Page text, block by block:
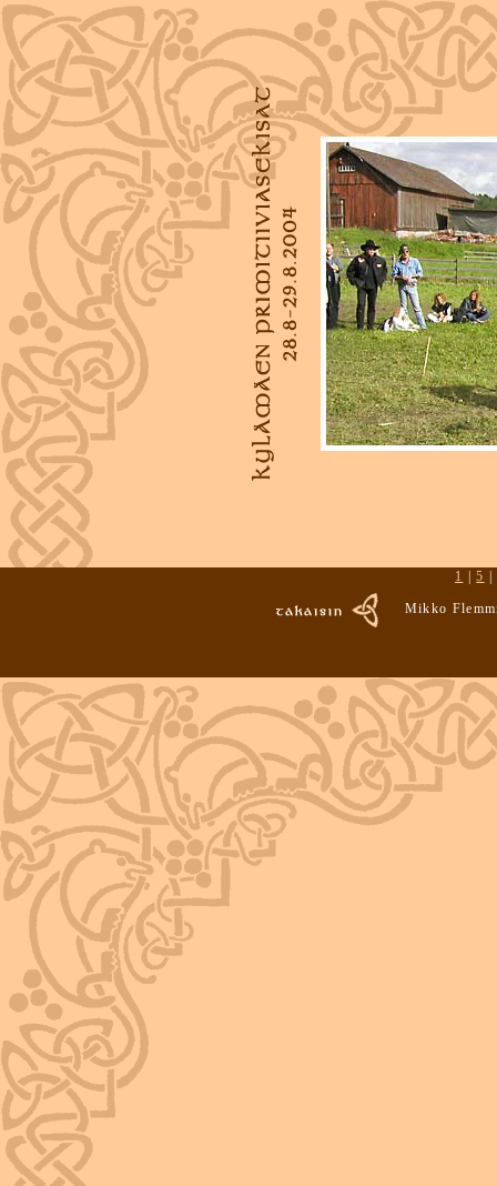
1 |5
Mikko